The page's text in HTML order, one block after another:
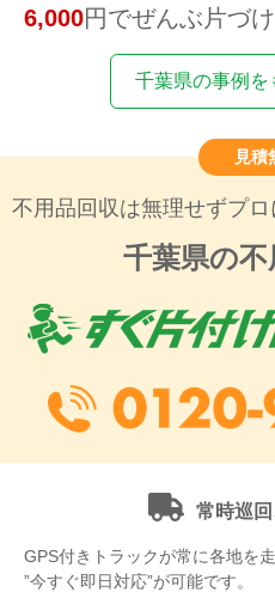
6,000円でぜんぶ片づ
千葉県の事例を
見積
不用品回収は無理せずプロ
千葉県の
常時巡
GPS付きトラックが常に各地を
”今すぐ即日対応”が可能です。